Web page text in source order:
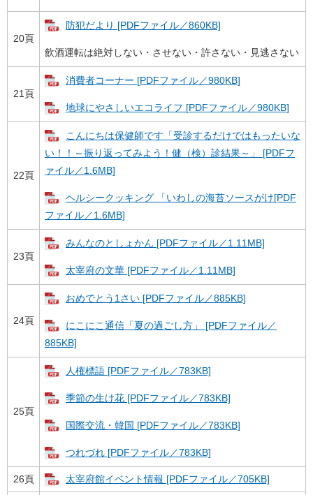
20頁
防犯だより [PDFファイル／860KB]
飲酒運転は絶対しない・させない・許さない・見逃さない
21頁
消費者コーナー [PDFファイル／980KB]
地球にやさしいエコライフ [PDFファイル／980KB]
22頁
こんにちは保健師です「受診するだけではもったいな
い！！～振り返ってみよう！健（検）診結果～」 [PDFフ
ァイル／1.6MB]
ヘルシークッキング 「いわしの海苔ソースがけ[PDF
ファイル／1.6MB]
23頁
みんなのとしょかん [PDFファイル／1.11MB]
太宰府の文華 [PDFファイル／1.11MB]
24頁
おめでとう1さい [PDFファイル／885KB]
にこにこ通信「夏の過ごし方」 [PDFファイル／
885KB]
25頁
人権標語 [PDFファイル／783KB]
季節の生け花 [PDFファイル／783KB]
国際交流・韓国 [PDFファイル／783KB]
つれづれ [PDFファイル／783KB]
26頁 太宰府館イベント情報 [PDFファイル／705KB]